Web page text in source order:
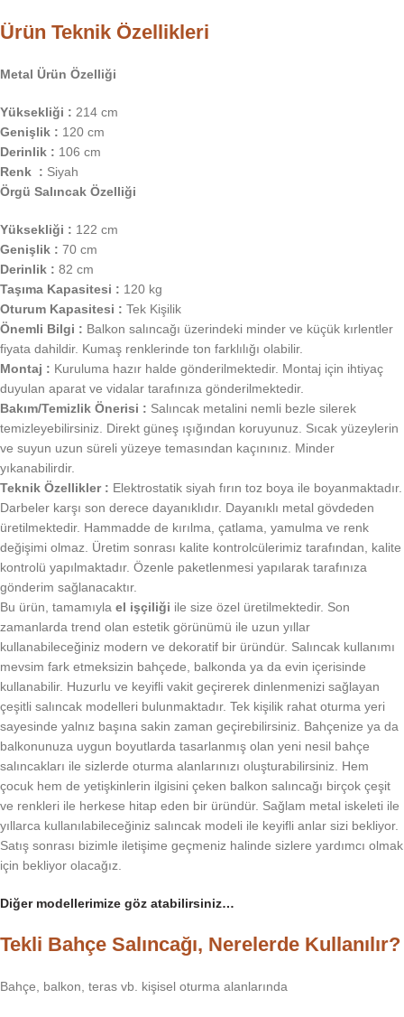
Ürün Teknik Özellikleri
Metal Ürün Özelliği
Yüksekliği : 214 cm
Genişlik : 120 cm
Derinlik : 106 cm
Renk : Siyah
Örgü Salıncak Özelliği
Yüksekliği : 122 cm
Genişlik : 70 cm
Derinlik : 82 cm
Taşıma Kapasitesi : 120 kg
Oturum Kapasitesi : Tek Kişilik
Önemli Bilgi : Balkon salıncağı üzerindeki minder ve küçük kırlentler
fiyata dahildir. Kumaş renklerinde ton farklılığı olabilir.
Montaj : Kuruluma hazır halde gönderilmektedir. Montaj için ihtiyaç
duyulan aparat ve vidalar tarafınıza gönderilmektedir.
Bakım/Temizlik Önerisi : Salıncak metalini nemli bezle silerek
temizleyebilirsiniz. Direkt güneş ışığından koruyunuz. Sıcak yüzeylerin
ve suyun uzun süreli yüzeye temasından kaçınınız. Minder
yıkanabilirdir.
Teknik Özellikler : Elektrostatik siyah fırın toz boya ile boyanmaktadır.
Darbeler karşı son derece dayanıklıdır. Dayanıklı metal gövdeden
üretilmektedir. Hammadde de kırılma, çatlama, yamulma ve renk
değişimi olmaz. Üretim sonrası kalite kontrolcülerimiz tarafından, kalite
kontrolü yapılmaktadır. Özenle paketlenmesi yapılarak tarafınıza
gönderim sağlanacaktır.
Bu ürün, tamamıyla el işçiliği ile size özel üretilmektedir. Son
zamanlarda trend olan estetik görünümü ile uzun yıllar
kullanabileceğiniz modern ve dekoratif bir üründür. Salıncak kullanımı
mevsim fark etmeksizin bahçede, balkonda ya da evin içerisinde
kullanabilir. Huzurlu ve keyifli vakit geçirerek dinlenmenizi sağlayan
çeşitli salıncak modelleri bulunmaktadır. Tek kişilik rahat oturma yeri
sayesinde yalnız başına sakin zaman geçirebilirsiniz. Bahçenize ya da
balkonunuza uygun boyutlarda tasarlanmış olan yeni nesil bahçe
salıncakları ile sizlerde oturma alanlarınızı oluşturabilirsiniz. Hem
çocuk hem de yetişkinlerin ilgisini çeken balkon salıncağı birçok çeşit
ve renkleri ile herkese hitap eden bir üründür. Sağlam metal iskeleti ile
yıllarca kullanılabileceğiniz salıncak modeli ile keyifli anlar sizi bekliyor.
Satış sonrası bizimle iletişime geçmeniz halinde sizlere yardımcı olmak
için bekliyor olacağız.
Diğer modellerimize göz atabilirsiniz…
Tekli Bahçe Salıncağı, Nerelerde Kullanılır?
Bahçe, balkon, teras vb. kişisel oturma alanlarında